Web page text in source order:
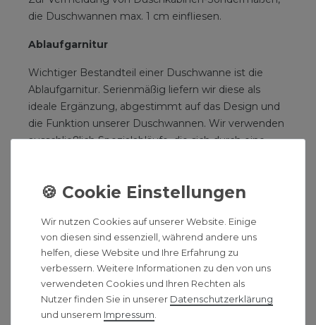
die Duschwannen max. 1 cm einfliesen.
Ablaufgarnitur
Wichtiger Bestandteil einer Duschwanne ist die
Ablaufgarnitur. Serienmäßig liefern wir diese als
ideale Ergänzung, abgestimmt auf das Design und
die Funktion unserer Duschwannen. Wir verwenden
ausschließlich Spezialabläufe, die sich durch eine
Geruchsverschluss auszeichnen.
Höhenverstellbare Füße
Für eine optimale Justage der Duschwanne auch
bei unebenen Böden.
Montageschienen
Für solides Auflegen der wandanliegenden Seite
Wir nutzen Cookies auf unserer Website. Einige
von diesen sind essenziell, während andere uns
helfen, diese Website und Ihre Erfahrung zu
verbessern. Weitere Informationen zu den von uns
verwendeten Cookies und Ihren Rechten als
Nutzer finden Sie in unserer Daten­schutz­erklärung
und unserem Impressum